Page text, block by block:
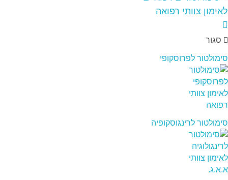
סגור
סימולטור לפרוסקופי
סימולטור לרינגוסקופיה